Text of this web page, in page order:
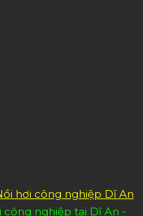
hơi công nghiệp Dĩ An
công nghiệp tại Dĩ An -